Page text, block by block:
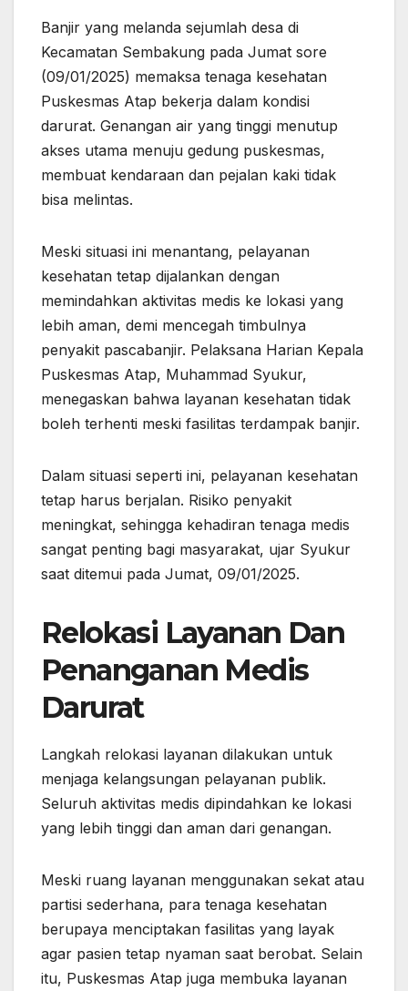
Banjir yang melanda sejumlah desa di
Kecamatan Sembakung pada Jumat sore
(09/01/2025) memaksa tenaga kesehatan
Puskesmas Atap bekerja dalam kondisi
darurat. Genangan air yang tinggi menutup
akses utama menuju gedung puskesmas,
membuat kendaraan dan pejalan kaki tidak
bisa melintas.
Meski situasi ini menantang, pelayanan
kesehatan tetap dijalankan dengan
memindahkan aktivitas medis ke lokasi yang
lebih aman, demi mencegah timbulnya
penyakit pascabanjir. Pelaksana Harian Kepala
Puskesmas Atap, Muhammad Syukur,
menegaskan bahwa layanan kesehatan tidak
boleh terhenti meski fasilitas terdampak banjir.
Dalam situasi seperti ini, pelayanan kesehatan
tetap harus berjalan. Risiko penyakit
meningkat, sehingga kehadiran tenaga medis
sangat penting bagi masyarakat, ujar Syukur
saat ditemui pada Jumat, 09/01/2025.
Relokasi Layanan Dan
Penanganan Medis
Darurat
Langkah relokasi layanan dilakukan untuk
menjaga kelangsungan pelayanan publik.
Seluruh aktivitas medis dipindahkan ke lokasi
yang lebih tinggi dan aman dari genangan.
Meski ruang layanan menggunakan sekat atau
partisi sederhana, para tenaga kesehatan
berupaya menciptakan fasilitas yang layak
agar pasien tetap nyaman saat berobat. Selain
itu, Puskesmas Atap juga membuka layanan